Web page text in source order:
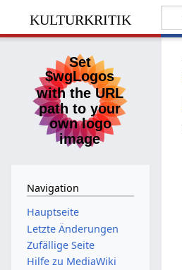
kulturkritik
Navigation
Hauptseite
Letzte Änderungen
Zufällige Seite
Hilfe zu MediaWiki